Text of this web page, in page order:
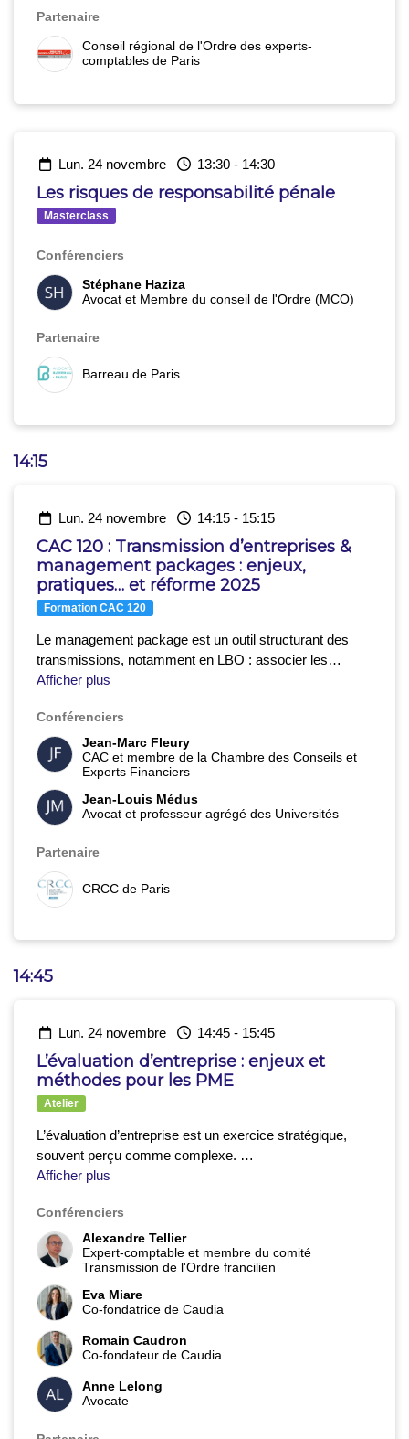
Partenaire
Conseil régional de l'Ordre des experts-
comptables de Paris
lun. 24 novembre 13:30- 14:30
Les risques de responsabilité pénale
Masterclass
Conférenciers
Stéphane Haziza
Avocat et Membre du conseil de l'Ordre (MCO)
Partenaire
Barreau de Paris
14:15
lun. 24 novembre 14:15- 15:15
CAC 120 : Transmission d’entreprises &
management packages : enjeux,
pratiques… et réforme 2025
Formation CAC 120
Le management package est un outil structurant des
transmissions, notamment en LBO : associer les
managers à la valeur actionnariale, aligner leurs intérêts
l’opération. Nous reviendrons sur ses mécanismes, les
instruments disponibles, les arbitrages et les risques
identifiés par la pratique. À cette analyse s’ajoute cette
année un éclairage sur la réforme fiscale de 2025, qui
redéfinit le traitement des packages et impacte
directement leur conception et leur évaluation par les
Afficher plus
Conférenciers
Jean-Marc Fleury
CAC et membre de la Chambre des Conseils et
Experts Financiers
Jean-Louis Médus
Avocat et professeur agrégé des Universités
Partenaire
CRCC de Paris
14:45
lun. 24 novembre 14:45- 15:45
L’évaluation d’entreprise : enjeux et
méthodes pour les PME
Atelier
L’évaluation d’entreprise est un exercice stratégique,
souvent perçu comme complexe.
Cet atelier propose d’en décrypter les
expert-comptabl
des bases de données de comparable
aspects financiers, juridiques et opérationnels, les
intervenants partageront une approche concrète et
accessible, pour permettre à chacun — dirigeant,
financier ou non — de mieux comprendre
valeur d’une PME.
Afficher plus
Conférenciers
Alexandre Tellier
Expert-comptable et membre du comité
Transmission de l'Ordre francilien
Eva Miare
Co-fondatrice de Caudia
Romain Caudron
Co-fondateur de Caudia
Anne Lelong
Avocate